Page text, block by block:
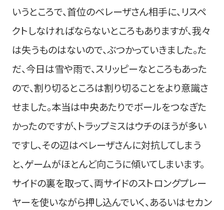
いうところで、首位のベレーザさん相手に、リスペ
クトしなければならないところもありますが、我々
は失うものはないので、ぶつかっていきました。た
だ、今日は雪や雨で、スリッピーなところもあった
ので、割り切るところは割り切ることをより意識さ
せました。本当は中央あたりでボールをつなぎた
かったのですが、トラップミスはウチのほうが多い
ですし、その辺はベレーザさんに対抗してしまう
と、ゲームがほとんど向こうに傾いてしまいます。
サイドの裏を取って、両サイドのストロングプレー
ヤーを使いながら押し込んでいく、あるいはセカン